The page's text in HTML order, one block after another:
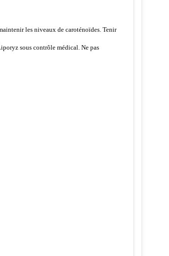
les niveaux de caroténoïdes. Tenir
sous contrôle médical. Ne pas